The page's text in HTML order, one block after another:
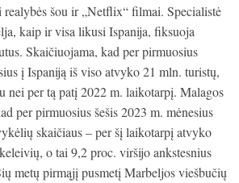
šou ir „Netflix“ filmai. Specialistė
kaip ir visa likusi Ispanija, fiksuoja
Skaičiuojama, kad per pirmuosius
į Ispaniją iš viso atvyko 21 mln. turistų,
nei per tą patį 2022 m. laikotarpį. Malagos
per pirmuosius šešis 2023 m. mėnesius
skaičiaus – per šį laikotarpį atvyko
o tai 9,2 proc. viršijo ankstesnius
metų pirmąjį pusmetį Marbeljos viešbučių